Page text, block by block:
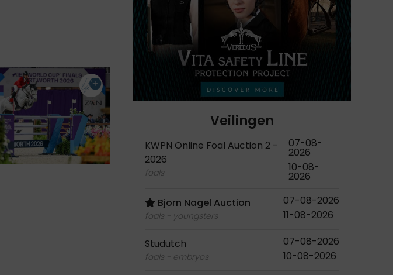
Veilingen
KWPN Online Foal Auction 2 -
2026
foals
07-08-
2026
10-08-
2026
Bjorn Nagel Auction
foals - youngsters
07-08-2026
11-08-2026
Studutch
foals - embryos
07-08-2026
10-08-2026